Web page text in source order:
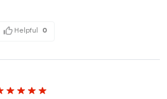
Helpful 0